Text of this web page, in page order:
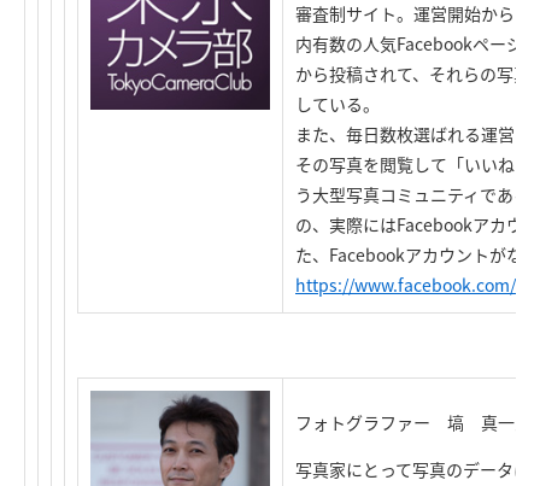
審査制サイト。運営開始から1
内有数の人気Facebookページ
から投稿されて、それらの写
している。
また、毎日数枚選ばれる運営
その写真を閲覧して「いいね
う大型写真コミュニティであ
の、実際にはFacebookアカウ
た、Facebookアカウントがな
https://www.facebook.com/
フォトグラファー 塙 真一氏
写真家にとって写真のデータは